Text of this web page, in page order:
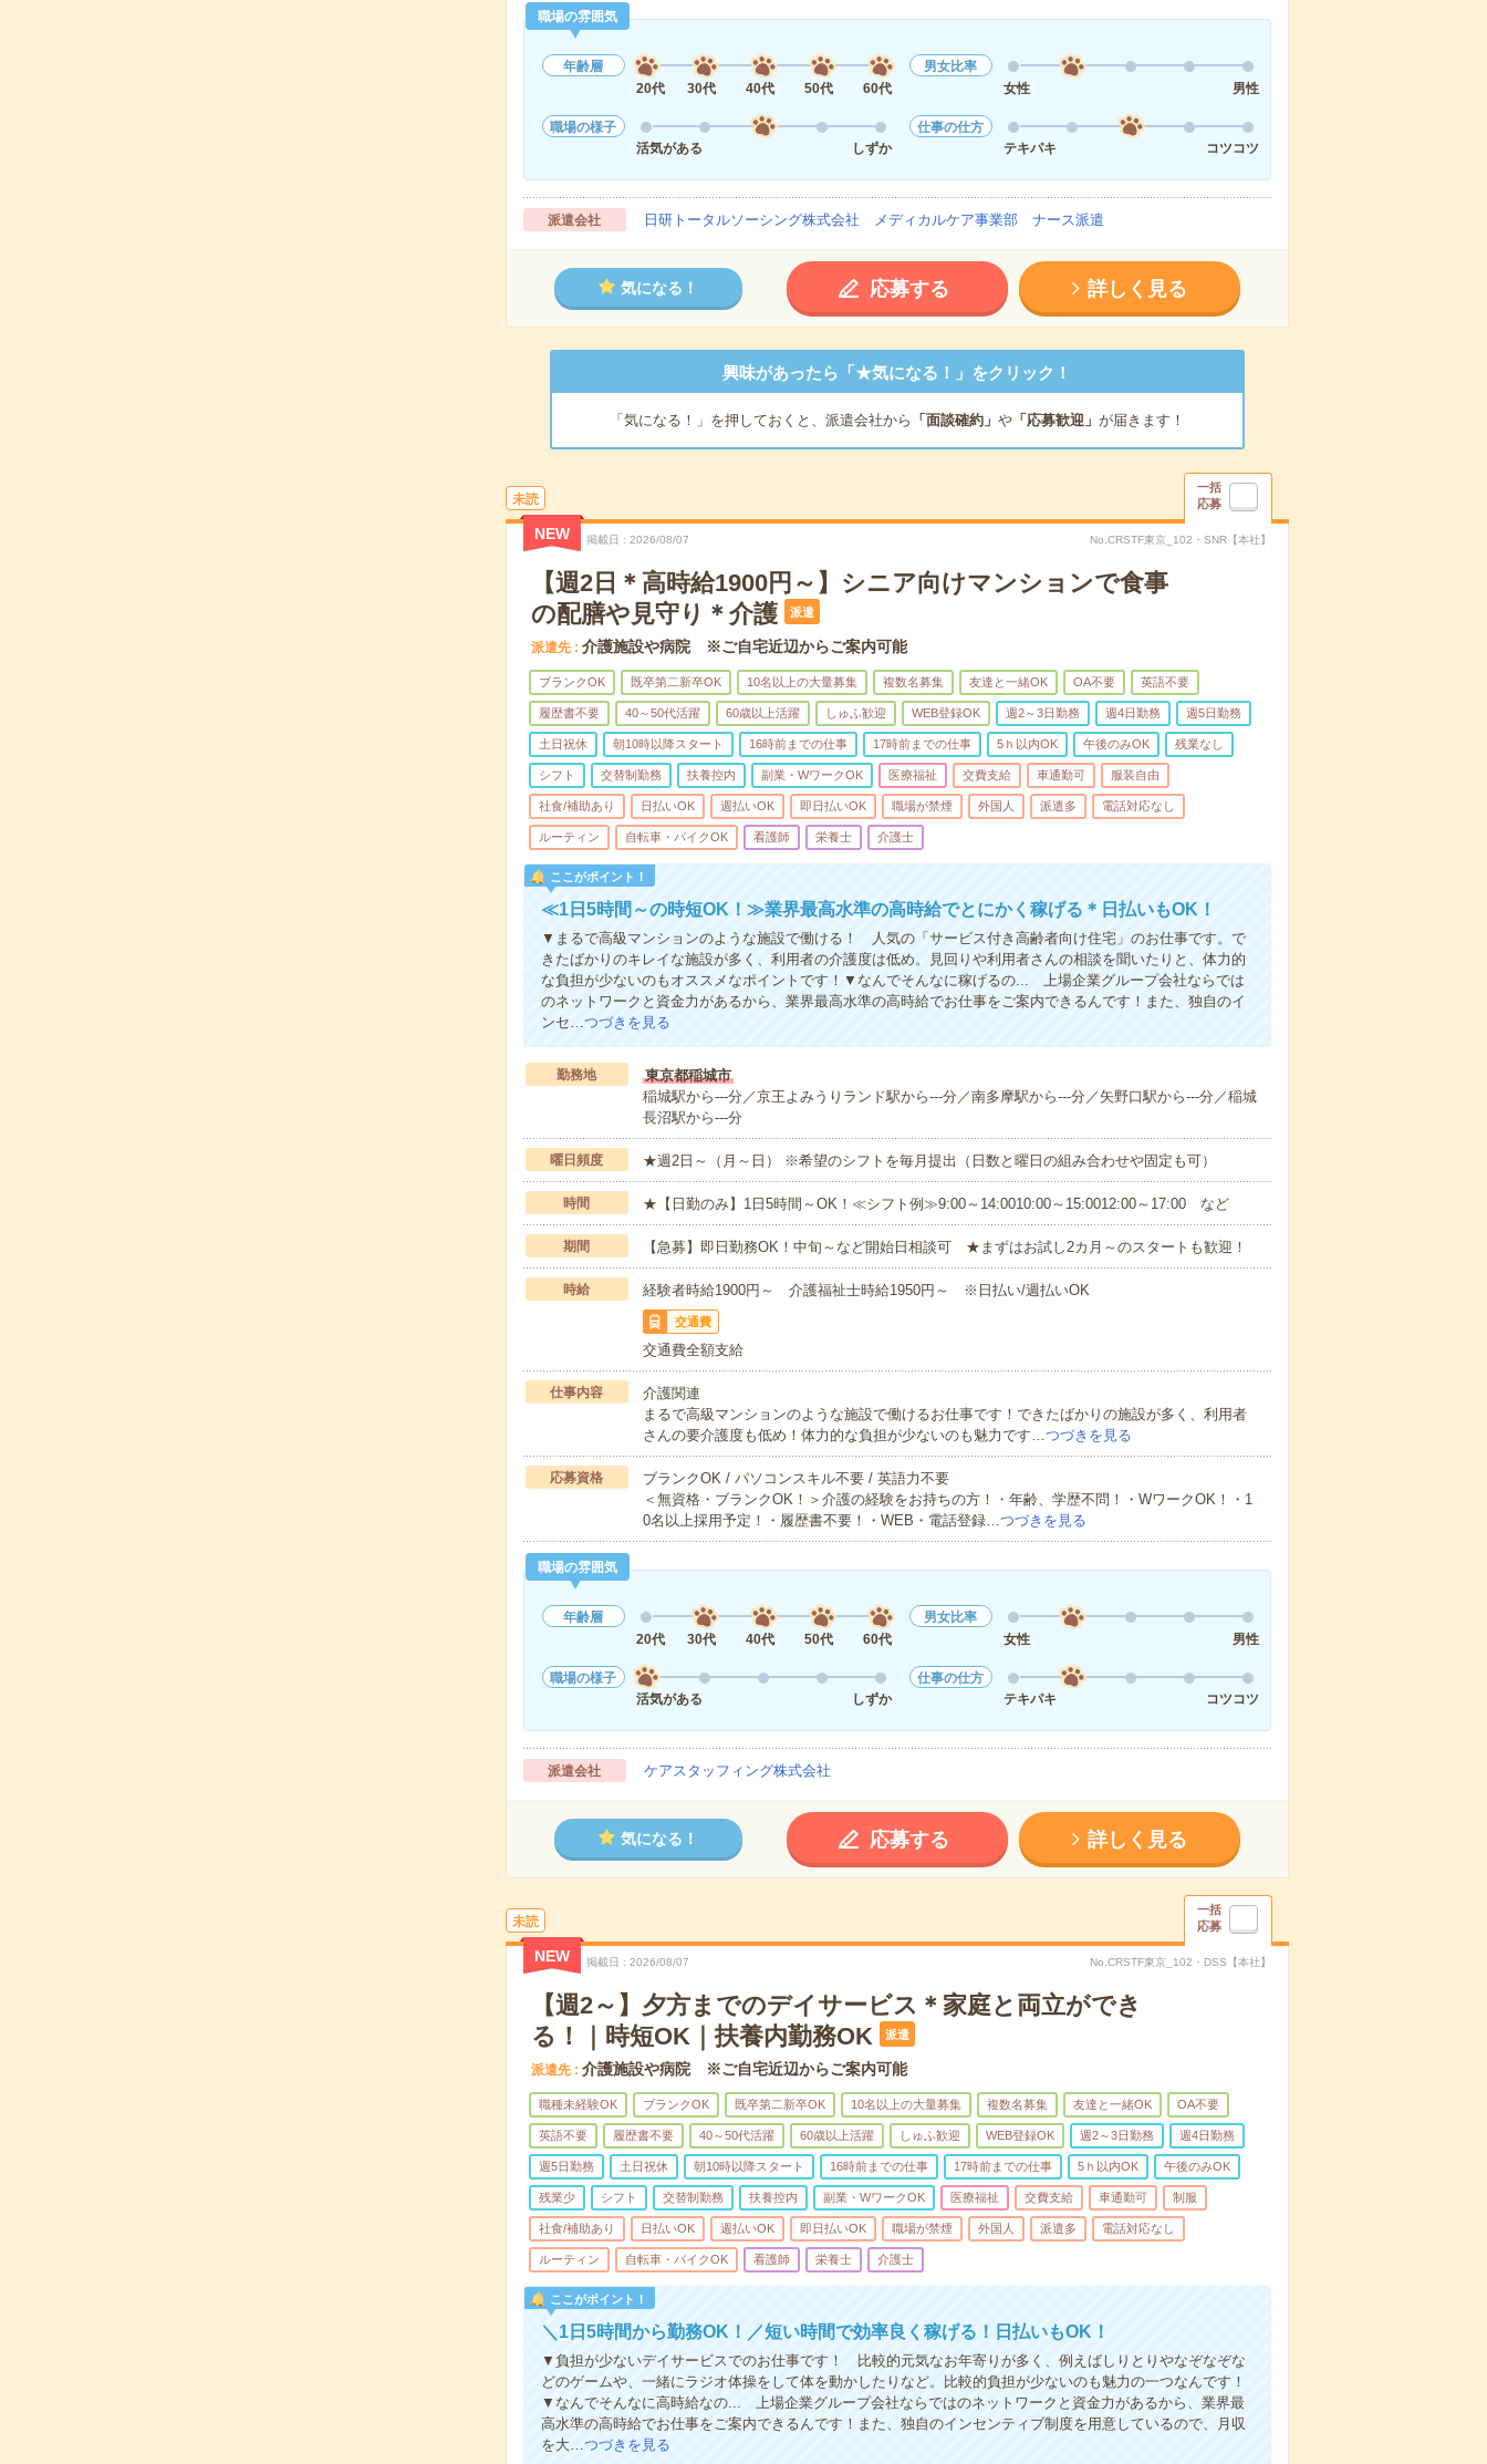
職場の雰囲気
年齢層
20代
30代 40代 50代 60代
男女比率
女性
男性
職場の様子
活気がある
しずか
仕事の仕方
テキパキ
コツコツ
派遣会社 日研トータルソーシング株式会社 メディカルケア事業部 ナース派遣
気になる！ 応募する 詳しく見る
興味があったら「★気になる！」をクリック！
「気になる！」を押しておくと、派遣会社から 「面談確約」 や「応募歓迎」 が届きます！
未読
一括
応募
NEW 掲載日 2026/08/07 No.CRSTF東京_102・SNR【本社】
【週2日＊高時給1900円～】シニア向けマンションで食事
の配膳や見守り＊介護
派遣
派遣先 介護施設や病院 ※ご自宅近辺からご案内可能
ブランクOK 既卒第二新卒OK 10名以上の大量募集 複数名募集 友達と一緒OK OA不要 英語不要
履歴書不要 40～50代活躍 60歳以上活躍 しゅふ歓迎 WEB登録OK 週2～3日勤務 週4日勤務 週5日勤務
土日祝休 朝10時以降スタート 16時前までの仕事 17時前までの仕事 5ｈ以内OK 午後のみOK 残業なし
シフト 交替制勤務 扶養控内 副業・WワークOK 医療福祉 交費支給 車通勤可 服装自由
社食/補助あり 日払いOK 週払いOK 即日払いOK 職場が禁煙 外国人 派遣多 電話対応なし
ルーティン 自転車・バイクOK 看護師 栄養士 介護士
ここがポイント！
≪1日5時間～の時短OK！≫業界最高水準の高時給でとにかく稼げる＊日払いもOK！
▼まるで高級マンションのような施設で働ける！ 人気の「サービス付き高齢者向け住宅」のお仕事です。で
きたばかりのキレイな施設が多く、利用者の介護度は低め。見回りや利用者さんの相談を聞いたりと、体力的
な負担が少ないのもオススメなポイントです！▼なんでそんなに稼げるの... 上場企業グループ会社ならでは
のネットワークと資金力があるから、業界最高水準の高時給でお仕事をご案内できるんです！また、独自のイ
ンセ…つづきを見る
勤務地
東京都稲城市
稲城駅から---分／京王よみうりランド駅から---分／南多摩駅から---分／矢野口駅から---分／稲城
長沼駅から---分
曜日頻度 ★週2日～（月～日） ※希望のシフトを毎月提出（日数と曜日の組み合わせや固定も可）
時間 ★【日勤のみ】1日5時間～OK！≪シフト例≫9:00～14:0010:00～15:0012:00～17:00 など
期間 【急募】即日勤務OK！中旬～など開始日相談可 ★まずはお試し2カ月～のスタートも歓迎！
時給 経験者時給1900円～ 介護福祉士時給1950円～ ※日払い/週払いOK
交通費
交通費全額支給
仕事内容
介護関連
まるで高級マンションのような施設で働けるお仕事です！できたばかりの施設が多く、利用者
さんの要介護度も低め！体力的な負担が少ないのも魅力です…つづきを見る
応募資格
ブランクOK / パソコンスキル不要 / 英語力不要
＜無資格・ブランクOK！＞介護の経験をお持ちの方！・年齢、学歴不問！・WワークOK！・1
0名以上採用予定！・履歴書不要！・WEB・電話登録…つづきを見る
職場の雰囲気
年齢層
20代
30代 40代 50代 60代
男女比率
女性
男性
職場の様子
活気がある
しずか
仕事の仕方
テキパキ
コツコツ
派遣会社 ケアスタッフィング株式会社
気になる！ 応募する 詳しく見る
未読
一括
応募
NEW 掲載日 2026/08/07 No.CRSTF東京_102・DSS【本社】
【週2～】夕方までのデイサービス＊家庭と両立ができ
る！｜時短OK｜扶養内勤務OK
派遣
派遣先 介護施設や病院 ※ご自宅近辺からご案内可能
職種未経験OK ブランクOK 既卒第二新卒OK 10名以上の大量募集 複数名募集 友達と一緒OK OA不要
英語不要 履歴書不要 40～50代活躍 60歳以上活躍 しゅふ歓迎 WEB登録OK 週2～3日勤務 週4日勤務
週5日勤務 土日祝休 朝10時以降スタート 16時前までの仕事 17時前までの仕事 5ｈ以内OK 午後のみOK
残業少 シフト 交替制勤務 扶養控内 副業・WワークOK 医療福祉 交費支給 車通勤可 制服
社食/補助あり 日払いOK 週払いOK 即日払いOK 職場が禁煙 外国人 派遣多 電話対応なし
ルーティン 自転車・バイクOK 看護師 栄養士 介護士
ここがポイント！
＼1日5時間から勤務OK！／短い時間で効率良く稼げる！日払いもOK！
▼負担が少ないデイサービスでのお仕事です！ 比較的元気なお年寄りが多く、例えばしりとりやなぞなぞな
どのゲームや、一緒にラジオ体操をして体を動かしたりなど。比較的負担が少ないのも魅力の一つなんです！
▼なんでそんなに高時給なの... 上場企業グループ会社ならではのネットワークと資金力があるから、業界最
高水準の高時給でお仕事をご案内できるんです！また、独自のインセンティブ制度を用意しているので、月収
を大…つづきを見る